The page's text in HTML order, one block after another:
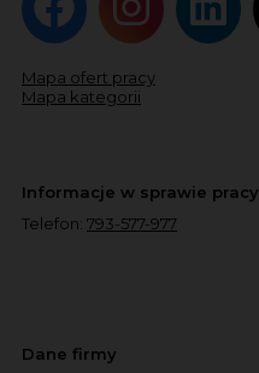
Mapa ofert pracy
Mapa kategorii
Informacje w sprawie pracy
Telefon: 793-577-977
Dane firmy